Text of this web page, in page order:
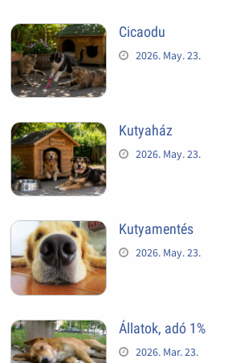
Cicaodu
2026. May. 23.
Kutyaház
2026. May. 23.
Kutyamentés
2026. May. 23.
Állatok, adó 1%
2026. Mar. 23.